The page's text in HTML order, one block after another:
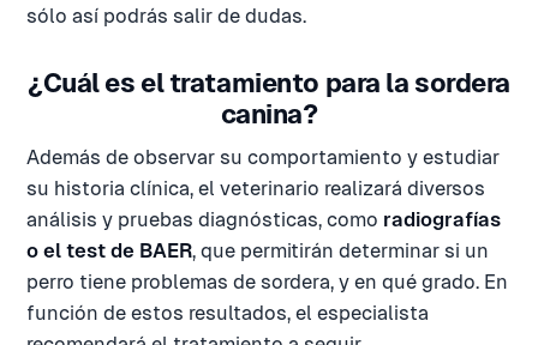
sólo así podrás salir de dudas.
¿Cuál es el tratamiento para la sordera
canina?
Además de observar su comportamiento y estudiar
su historia clínica, el veterinario realizará diversos
análisis y pruebas diagnósticas, como radiografías
o el test de BAER, que permitirán determinar si un
perro tiene problemas de sordera, y en qué grado. En
función de estos resultados, el especialista